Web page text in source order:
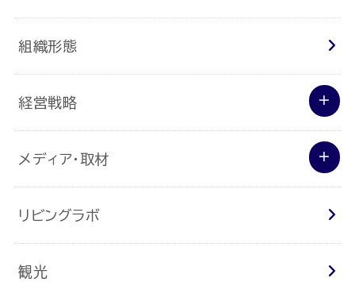
組織形態
経営戦略
メディア･取材
リビングラボ
観光